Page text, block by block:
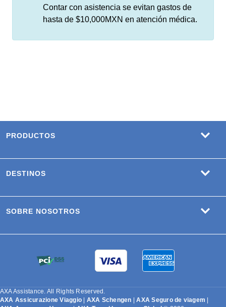
Contar con asistencia se evitan gastos de
hasta de $10,000MXN en atención médica.
PRODUCTOS
DESTINOS
SOBRE NOSOTROS
AXA Assistance. All Rights Reserved.
AXA Assicurazione Viaggio
AXA Schengen |AXA Seguro de viagem